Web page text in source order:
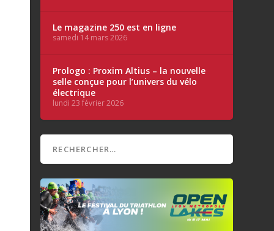
Le magazine 250 est en ligne
samedi 14 mars 2026
Prologo : Proxim Altius – la nouvelle
selle conçue pour l’univers du vélo
électrique
lundi 23 février 2026